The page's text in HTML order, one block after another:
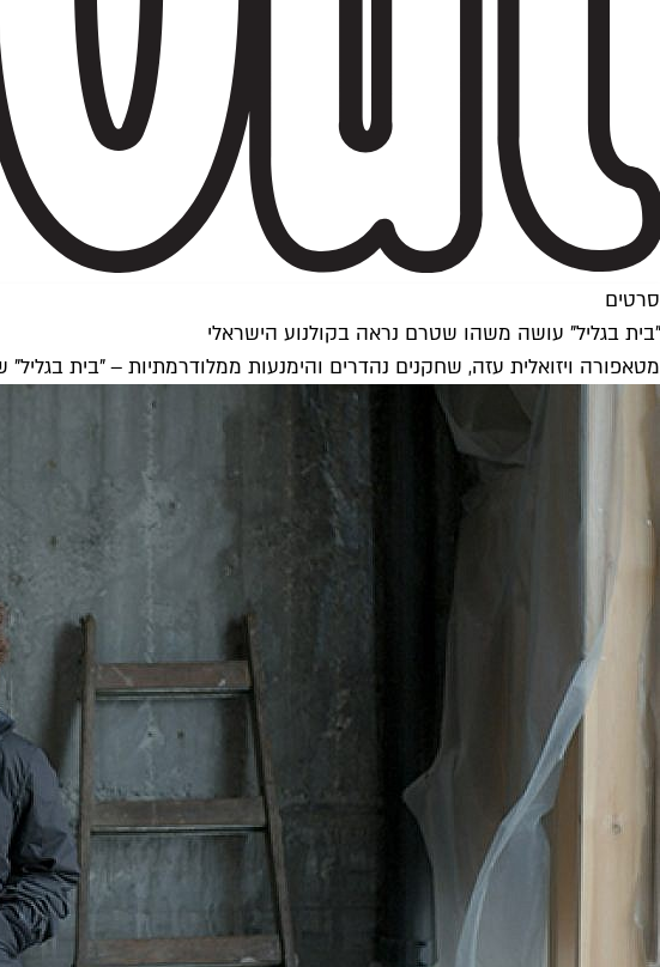
סרטים
"בית בגליל" עושה משהו שטרם נראה בקולנוע הישראלי
מטאפורה ויזואלית עזה, שחקנים נהדרים והימנעות ממלודרמתיות – "בית